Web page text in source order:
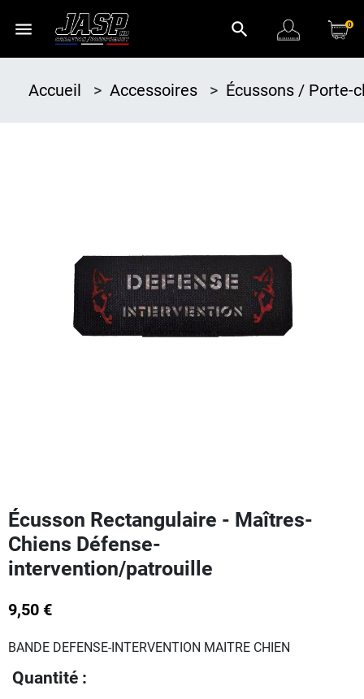
menu search 0
Accueil > Accessoires > Écussons / Porte-
Écusson Rectangulaire - Maîtres-
Chiens Défense-
intervention/patrouille
9,50 €
BANDE DEFENSE-INTERVENTION MAITRE CHIEN
Quantité :